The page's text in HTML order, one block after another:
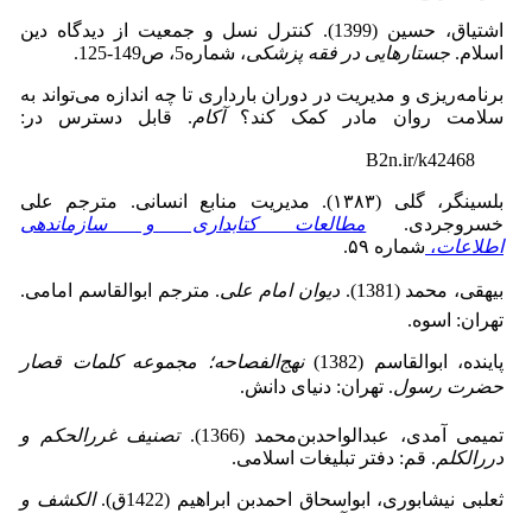
اشتیاق، حسین (1399). کنترل نسل و جمعیت از دیدگاه دین
اسلام. جستارهایی در فقه پزشکی، شماره5، ص149-125.
برنامه‌ریزی و مدیریت در دوران بارداری تا چه اندازه می‌تواند به
سلامت روان مادر کمک کند؟آکام. قابل دسترس در:
بلسینگر، گلی (۱۳۸۳). مدیریت منابع انسانی. مترجم علی
‌خسروجردی. مطالعات کتابداری و سازماندهی
اطلاعات، شماره ۵۹.
بیهقی‌، محمد (1381). دیوان ‌امام‌ على. مترجم ابوالقاسم امامی.
تهران: اسوه.
پاینده، ابوالقاسم (1382)
نهج‌الفصاحه؛ مجموعه کلمات قصار
حضرت رسول. تهران: دنیاى دانش.
تمیمى ‌آمدى، عبدالواحدبن‌محمد (1366).
تصنیف غررالحکم و
دررالکلم. قم: دفتر تبلیغات اسلامی.
ثعلبى ‌نیشابورى، ابواسحاق احمدبن ابراهیم (1422ق).
الکشف ‌و